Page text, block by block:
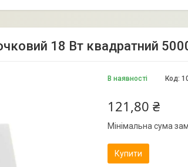
18 Вт квадратний
В наявності Код:
121,80 ₴
Мінімальна сума
Купити